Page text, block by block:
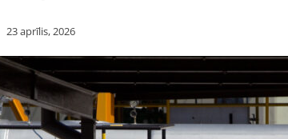
23 aprīlis, 2026